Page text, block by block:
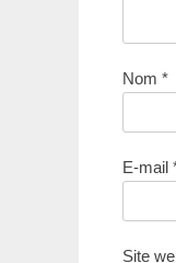
Nom *
E-mail
Site